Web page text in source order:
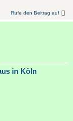
Rufe den Beitrag auf
in Köln